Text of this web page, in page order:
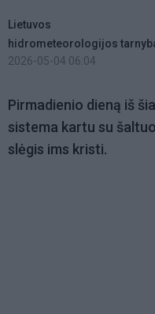
Lietuvos
hidrometeorologijos
2026-05-04 06:04
Pirmadienio dieną iš
sistema kartu su
slėgis ims kristi.